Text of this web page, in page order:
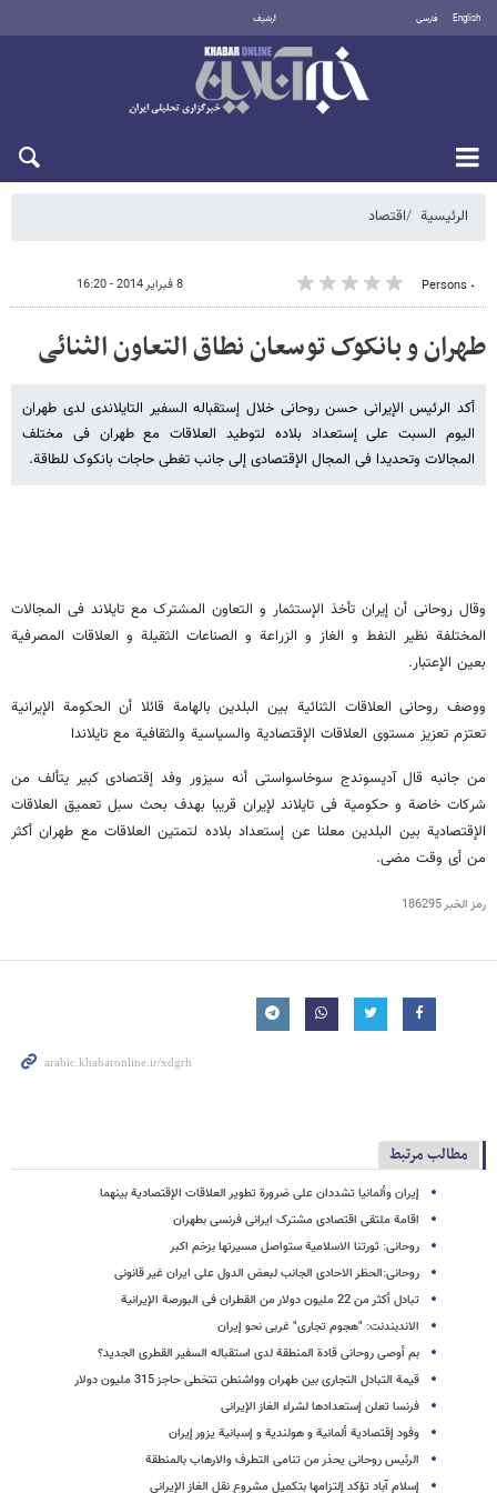
English فارسی أرشيف
الرئيسية اقتصاد
٠ Persons 8 فبراير 2014 - 16:20
طهران و بانکوک توسعان نطاق التعاون الثنائی
أکد الرئیس الإیرانی حسن روحانی خلال إستقباله السفیر التایلاندی لدی طهران
الیوم السبت علی إستعداد بلاده لتوطید العلاقات مع طهران فی مختلف
المجالات وتحدیدا فی المجال الإقتصادی إلی جانب تغطی حاجات بانکوک للطاقة.
وقال روحانی أن إیران تأخذ الإستثمار و التعاون المشترک مع تایلاند فی المجالات
المختلفة نظیر النفط و الغاز و الزراعة و الصناعات الثقیلة و العلاقات المصرفیة
بعین الإعتبار.
ووصف روحانی العلاقات الثنائیة بین البلدین بالهامة قائلا أن الحکومة الإیرانیة
تعتزم تعزیز مستوی العلاقات الإقتصادیة والسیاسیة والثقافیة مع تایلاندا
من جانبه قال آدیسوندج سوخاسواستی أنه سیزور وفد إقتصادی کبیر یتألف من
شرکات خاصة و حکومیة فی تایلاند لإیران قریبا بهدف بحث سبل تعمیق العلاقات
الإقتصادیة بین البلدین معلنا عن إستعداد بلاده لتمتین العلاقات مع طهران أکثر
من أی وقت مضی.
رمز الخبر186295
مطالب مرتبط
إیران وألمانیا تشددان علی ضرورة تطویر العلاقات الإقتصادیة بینهما
اقامة ملتقى اقتصادی مشترک ایرانی فرنسی بطهران
روحانی: ثورتنا الاسلامیة ستواصل مسیرتها بزخم اکبر
روحانی:الحظر الاحادی الجانب لبعض الدول على ایران غیر قانونی
تبادل أکثر من 22 ملیون دولار من القطران فی البورصة الإیرانیة
الاندبندنت: "هجوم تجاری" غربی نحو إیران
بم أوصى روحانی قادة المنطقة لدى استقباله السفیر القطری الجدید؟
قیمة التبادل التجاری بین طهران وواشنطن تتخطی حاجز 315 ملیون دولار
فرنسا تعلن إستعدادها لشراء الغاز الإیرانی
وفود إقتصادیة ألمانیة و هولندیة و إسبانیة یزور إیران
الرئیس روحانی یحذر من تنامی التطرف والارهاب بالمنطقة
إسلام آباد تؤکد إلتزامها بتکمیل مشروع نقل الغاز الإیرانی